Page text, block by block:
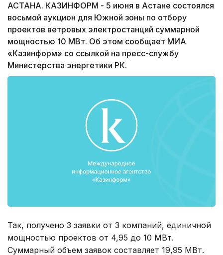
АСТАНА. КАЗИНФОРМ - 5 июня в Астане состоялся
восьмой аукцион для Южной зоны по отбору
проектов ветровых электростанций суммарной
мощностью 10 МВт. Об этом сообщает МИА
«Казинформ» со ссылкой на пресс-службу
Министерства энергетики РК.
Так, получено 3 заявки от 3 компаний, единичной
мощностью проектов от 4,95 до 10 МВт.
Суммарный объем заявок составляет 19,95 МВт.